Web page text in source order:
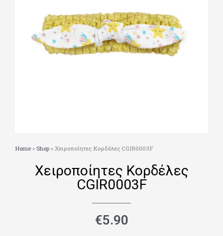
Home » Shop » Χειροποίητες Κορδέλες CGIR0003F
Χειροποίητες Κορδέλες
CGIR0003F
€5.90